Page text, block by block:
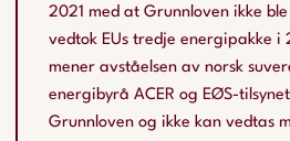
2021 med at Grunnloven ikke
vedtok EUs tredje energipakke i
mener avståelsen av norsk
energibyrå ACER og EØS-
Grunnloven og ikke kan vedtas